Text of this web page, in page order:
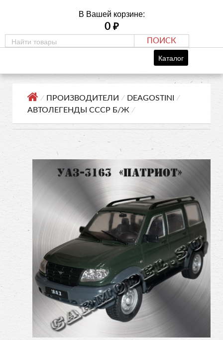
В Вашей корзине:
0 ₽
ПОИСК
Каталог
⁄ ПРОИЗВОДИТЕЛИ ⁄ DEAGOSTINI
⁄
АВТОЛЕГЕНДЫ СССР Б/Ж ⁄